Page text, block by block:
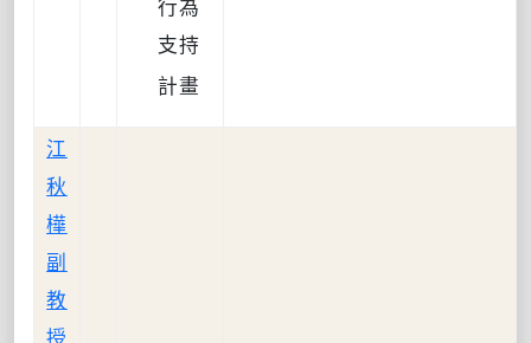
行為
支持
計畫
江
秋
樺
副
教
授